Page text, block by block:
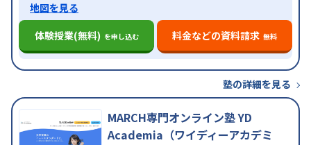
地図を見る
体験授業(無料) を申し込む 料金などの資料請求 無料
塾の詳細を見る
MARCH専門オンライン塾 YD
Academia（ワイディーアカデミ